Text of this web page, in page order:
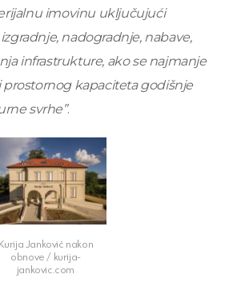
imovinu uključujući
nadogradnje, nabave,
infrastrukture, ako se najmanje
prostornog kapaciteta godišnje
svrhe”.
Kurija Janković nakon
obnove / kurija-
jankovic.com